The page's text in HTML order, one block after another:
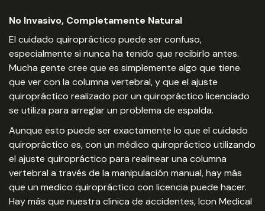
No Invasivo, Completamente Natural
El cuidado quiropráctico puede ser confuso,
especialmente si nunca ha tenido que recibirlo antes.
Mucha gente cree que es simplemente algo que tiene
que ver con la columna vertebral, y que el ajuste
quiropráctico realizado por un quiropráctico licenciado
se utiliza para arreglar un problema de espalda.
Aunque esto puede ser exactamente lo que el cuidado
quiropráctico es, con un médico quiropráctico utilizando
el ajuste quiropráctico para realinear una columna
vertebral a través de la manipulación manual, hay más
que un medico quiropráctico con licencia puede hacer.
Hay más que nuestra clinica de accidentes, Icon Medical